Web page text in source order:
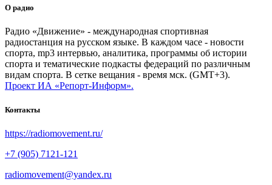
О радио
Радио «Движение» - международная спортивная
радиостанция на русском языке. В каждом часе - новости
спорта, mp3 интервью, аналитика, программы об истории
спорта и тематические подкасты федераций по различным
видам спорта. В сетке вещания - время мск. (GMT+3).
Проект ИА «Репорт-Информ».
Контакты
https://radiomovement.ru/
+7 (905) 7121-121
radiomovement@yandex.ru